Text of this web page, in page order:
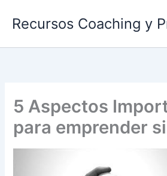
Recursos Coaching y
5 Aspectos
para emprender